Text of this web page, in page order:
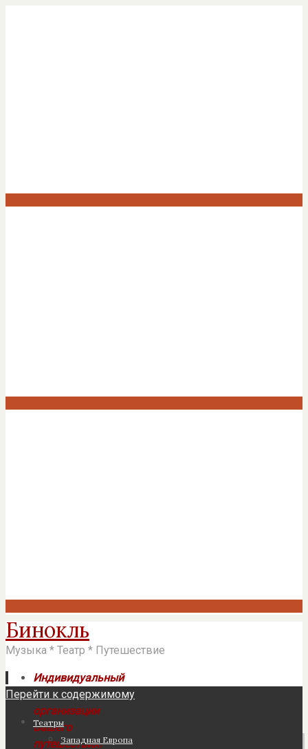
Бинокль
Музыка * Театр * Путешествие
Индивидуальный
подход к
организации
Вашего
путешествия!
Перейти к содержимому
Театры
Западная Европа